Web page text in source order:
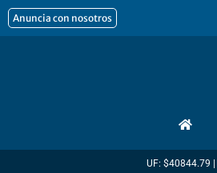
al
Anuncia con nosotros
UF: $40844.79